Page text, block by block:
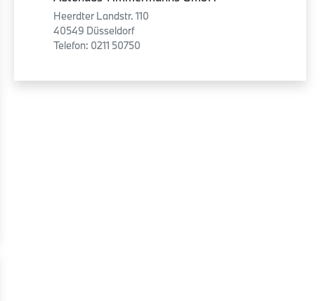
Heerdter Landstr. 110
40549 Düsseldorf
Telefon: 0211 50750